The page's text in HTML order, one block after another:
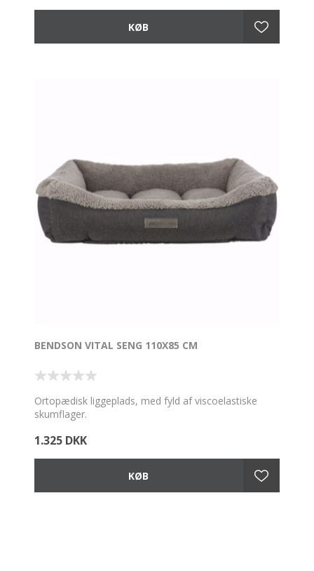
BENDSON VITAL SENG 110X85 CM
Ortopædisk liggeplads, med fyld af viscoelastiske
skumflager.
1.325 DKK